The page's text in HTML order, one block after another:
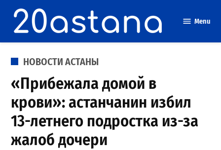
content
Menu
POSTED
НОВОСТИ АСТАНЫ
«Прибежала домой в
крови»: астанчанин избил
13-летнего подростка из-за
жалоб дочери